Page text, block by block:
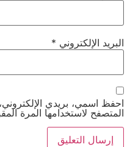
*
بريدي الإلكتروني، والموقع
المرة المقبلة في